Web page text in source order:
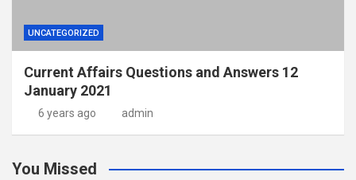
UNCATEGORIZED
Current Affairs Questions and Answers 12
January 2021
6 years ago admin
You Missed